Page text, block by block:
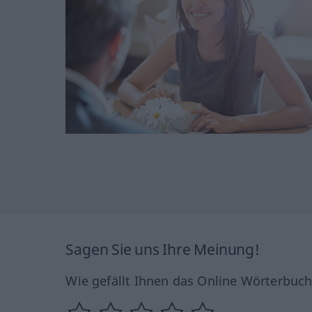
Sagen Sie uns Ihre Meinung!
Wie gefällt Ihnen das Online